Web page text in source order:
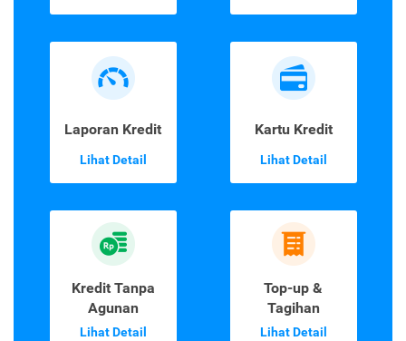
Laporan Kredit
Lihat Detail
Kartu Kredit
Lihat Detail
Kredit Tanpa
Agunan
Lihat Detail
Top-up &
Tagihan
Lihat Detail